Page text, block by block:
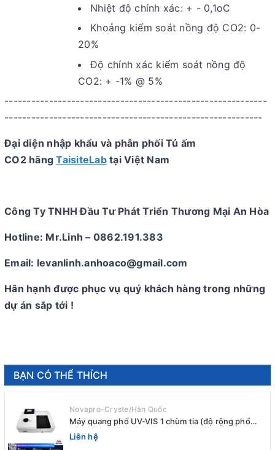
Nhiệt độ chính xác: + - 0,1oC
Khoảng kiểm soát nồng độ CO2: 0-
20%
Độ chính xác kiểm soát nồng độ
CO2: + -1% @ 5%
​-----------------------------------------------------------
----------------------------------------------------------
Đại diện nhập khẩu và phân phối Tủ ấm
CO2 hãngTaisiteLabtại Việt Nam
Công Ty TNHH Đầu Tư Phát Triển Thương Mại An Hòa
Hotline: Mr.Linh – 0862.191.383
Email: levanlinh.anhoaco@gmail.com
Hân hạnh được phục vụ quý khách hàng trong những
dự án sắp tới !
BẠN CÓ THỂ THÍCH
Novapro-Cryste/Hàn Quốc
Máy quang phổ UV-VIS 1 chùm tia (độ rộng phổ
4nm) E-1000UV / Peak
Liên hệ